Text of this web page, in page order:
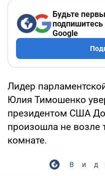
Будьте
подпишитесь
Google
Лидер
Юлия Тимошенко
президентом США
произошла не возле
комнате.